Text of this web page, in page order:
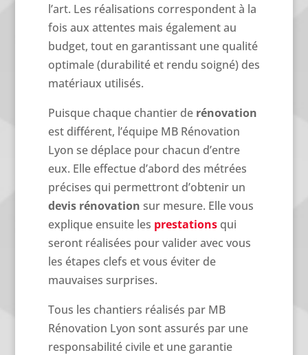
l’art. Les réalisations correspondent à la
fois aux attentes mais également au
budget, tout en garantissant une qualité
optimale (durabilité et rendu soigné) des
matériaux utilisés.
Puisque chaque chantier de rénovation
est différent, l’équipe MB Rénovation
Lyon se déplace pour chacun d’entre
eux. Elle effectue d’abord des métrées
précises qui permettront d’obtenir un
devis rénovation sur mesure. Elle vous
explique ensuite les prestationsqui
seront réalisées pour valider avec vous
les étapes clefs et vous éviter de
mauvaises surprises.
Tous les chantiers réalisés par MB
Rénovation Lyon sont assurés par une
responsabilité civile et une garantie